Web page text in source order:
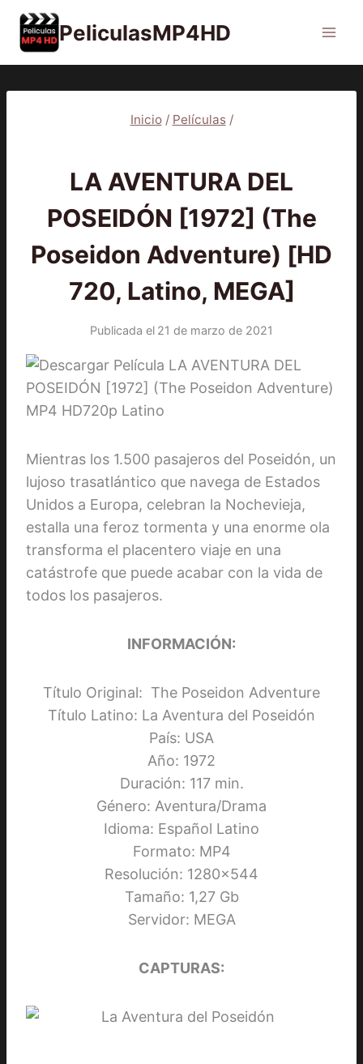
Saltar
contenido
PeliculasMP4HD
Inicio / Películas /
LA AVENTURA DEL
POSEIDÓN [1972] (The
Poseidon Adventure) [HD
720, Latino, MEGA]
Publicada el 21 de marzo de 2021
Mientras los 1.500 pasajeros del Poseidón, un
lujoso trasatlántico que navega de Estados
Unidos a Europa, celebran la Nochevieja,
estalla una feroz tormenta y una enorme ola
transforma el placentero viaje en una
catástrofe que puede acabar con la vida de
todos los pasajeros.
INFORMACIÓN:
Título Original: The Poseidon Adventure
Título Latino: La Aventura del Poseidón
País: USA
Año: 1972
Duración: 117 min.
Género: Aventura/Drama
Idioma: Español Latino
Formato: MP4
Resolución: 1280×544
Tamaño: 1,27 Gb
Servidor: MEGA
CAPTURAS: